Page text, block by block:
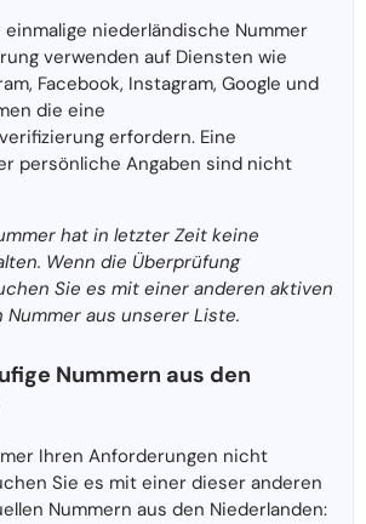
niederländische Nummer
verwenden auf Diensten wie
Facebook, Instagram, Google und
die eine
erfordern. Eine
persönliche Angaben sind nicht
hat in letzter Zeit keine
Wenn die Überprüfung
Sie es mit einer anderen aktiven
aus unserer Liste.
Nummern aus den
Ihren Anforderungen nicht
Sie es mit einer dieser anderen
Nummern aus den Niederlanden: